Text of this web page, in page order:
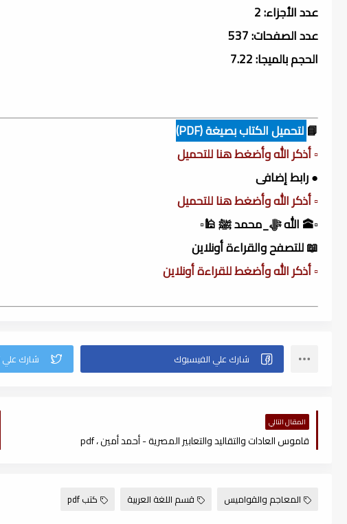
عدد الأجزاء: 2
عدد الصفحات: 537
الحجم بالميجا: 7.22
📘لتحميل الكتاب بصيغة (PDF)
▫️ أذكر الله وأضغط هنا للتحميل
● رابط إضافى
▫️ أذكر الله وأضغط هنا للتحميل
▫️🕋 الله ﷻ_محمد ﷺ 🕌▫️
📖 للتصفح والقراءة أونلاين
▫️ أذكر الله وأضغط للقراءة أونلاين
المقال التالي
قاموس العادات والتقاليد والتعابير المصرية - أحمد أمين ، pdf
المعاجم والقواميس قسم اللغة العربية كتب pdf